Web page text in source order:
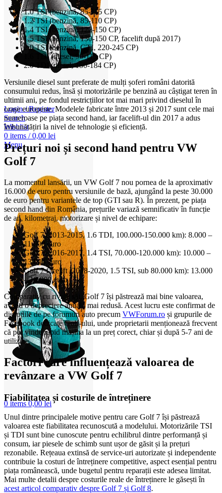
Login / Register
Search
Wishlist
0 items / 0,00 lei
Menu
0 items 0,00lei
1.0 TSI (benzină, 85-115 CP)
1.2 TSI (benzină, 85-110 CP)
1.4 TSI (benzină, 122-150 CP)
1.5 TSI (benzină, 130-150 CP, facelift după 2017)
2.0 TSI (benzină, GTI, 220-245 CP)
1.6 TDI (diesel, 90-115 CP)
2.0 TDI (diesel, 150-184 CP)
Versiunile diesel sunt preferate de mulți șoferi români datorită
consumului redus, însă și motorizările pe benzină au câștigat teren în
ultimii ani, pe fondul restricțiilor tot mai mari privind dieselul în
orașe europene. Modelele fabricate între 2013 și 2017 sunt cele mai
numeroase pe piața second hand, iar facelift-ul din 2017 a adus
îmbunătățiri la nivel de tehnologie și eficiență.
Prețuri noi și second hand pentru VW
Golf 7
La momentul lansării, un VW Golf 7 nou pornea de la aproximativ
16.000 de euro pentru versiunile de bază, ajungând la peste 30.000
de euro pentru variantele de top (GTI sau R). În prezent, pe piața
second hand din România, prețurile variază semnificativ în funcție
de an, kilometraj, motorizare și nivel de echipare:
Golf 7 (2013-2015, 1.6 TDI, 100.000-150.000 km): 8.000 –
11.000 euro
Golf 7 (2016-2017, 1.4 TSI, 70.000-120.000 km): 10.000 –
13.000 euro
Golf 7 facelift (2018-2020, 1.5 TSI, sub 80.000 km): 13.000
– 18.000 euro
Comparativ cu rivalii săi, Golf 7 își păstrează mai bine valoarea,
având o depreciere anuală mai redusă. Acest lucru este confirmat de
discuțiile de pe forumuri auto precum VWForum.ro și grupurile de
Facebook dedicate Golf-ului, unde proprietarii menționează frecvent
că pot vinde rapid mașina la un preț corect, chiar și după 5-7 ani de
utilizare.
Factori care influențează valoarea de
revânzare a VW Golf 7
Fiabilitatea și costurile de întreținere
Unul dintre principalele motive pentru care Golf 7 își păstrează
valoarea este fiabilitatea recunoscută a modelului. Motorizările TSI
și TDI sunt bine cunoscute pentru echilibrul dintre performanță și
consum, iar piesele de schimb sunt ușor de găsit și la prețuri
rezonabile. Rețeaua extinsă de service-uri autorizate și independente
contribuie la costuri de întreținere competitive, aspect esențial pentru
piața românească, unde bugetul pentru reparații este adesea limitat.
Mai multe detalii despre costurile reale de întreținere le găsești în
acest articol comparativ despre Golf 7 și Golf 8.